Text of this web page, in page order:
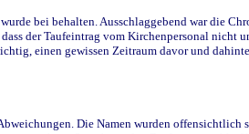
bei behalten. Ausschlaggebend war die
der Taufeintrag vom Kirchenpersonal
einen gewissen Zeitraum davor und
Die Namen wurden offensichtlich